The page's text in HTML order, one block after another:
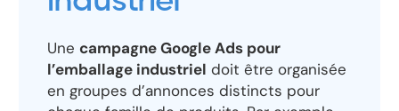
Une campagne Google Ads pour
l’emballage industriel doit être organisée
en groupes d’annonces distincts pour